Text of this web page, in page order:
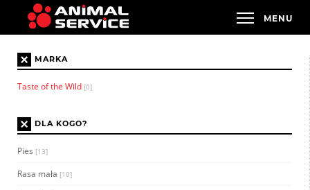
× MARKA
Taste of the Wild [0]
× DLA KOGO?
Pies [13]
Rasa mała [10]